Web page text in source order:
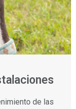
de las